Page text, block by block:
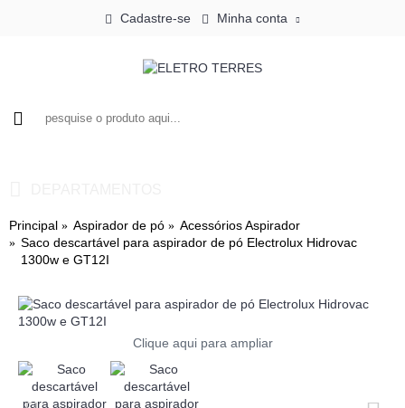
Cadastre-se Minha conta
Principal Aspirador de pó
Acessórios Aspirador
Saco descartável para aspirador de pó Electrolux Hidrovac
1300w e GT12I
Clique aqui para ampliar